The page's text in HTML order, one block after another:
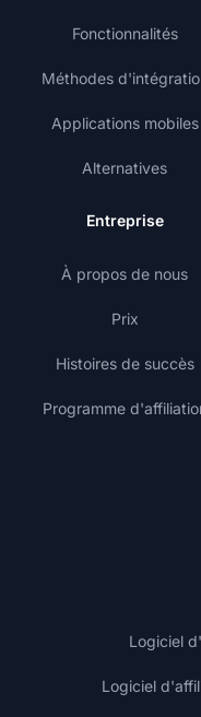
Fonctionnalités
Méthodes
Applications mobiles
Alternatives
Entreprise
À propos de nous
Prix
Histoires de succès
Programme
Logiciel
Logiciel